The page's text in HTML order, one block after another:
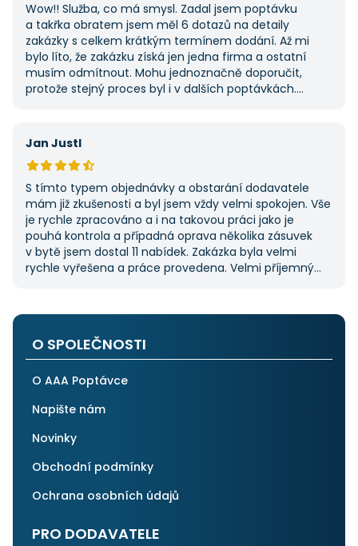
Wow!! Služba, co má smysl. Zadal jsem poptávku
a takřka obratem jsem měl 6 dotazů na detaily
zakázky s celkem krátkým termínem dodání. Až mi
bylo líto, že zakázku získá jen jedna firma a ostatní
musím odmítnout. Mohu jednoznačně doporučit,
protože stejný proces byl i v dalších poptávkách.
Jan Justl
S tímto typem objednávky a obstarání dodavatele
mám již zkušenosti a byl jsem vždy velmi spokojen. Vše
je rychle zpracováno a i na takovou práci jako je
pouhá kontrola a případná oprava několika zásuvek
v bytě jsem dostal 11 nabídek. Zakázka byla velmi
rychle vyřešena a práce provedena. Velmi příjemný
po všech stránkách plně spolehnout.
O SPOLEČNOSTI
O AAA Poptávce
Napište nám
Novinky
Obchodní podmínky
Ochrana osobních údajů
PRO DODAVATELE